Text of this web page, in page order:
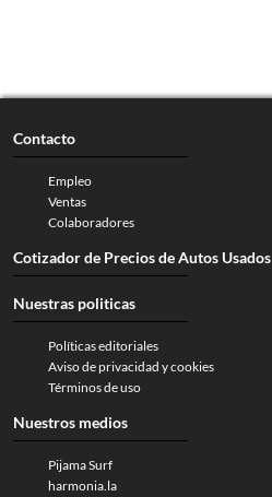
Contacto
Empleo
Ventas
Colaboradores
Cotizador de Precios de Autos Usados
Nuestras politicas
Políticas editoriales
Aviso de privacidad y cookies
Términos de uso
Nuestros medios
Pijama Surf
harmonia.la